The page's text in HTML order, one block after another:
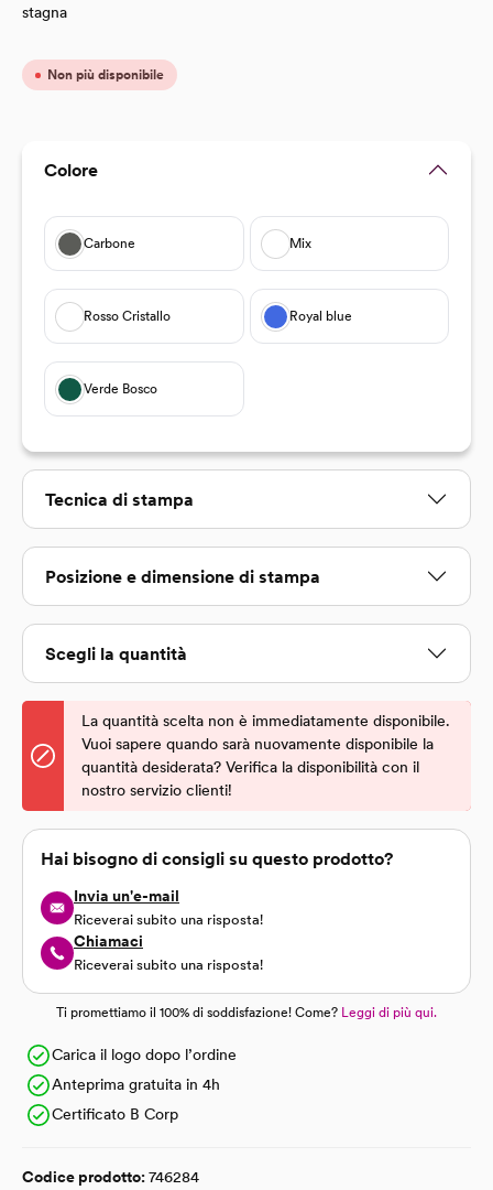
stagna
Non più disponibile
Seleziona
Colore
Carbone Mix
Rosso Cristallo Royal blue
Verde Bosco
Seleziona
Tecnica di stampa
Seleziona
Posizione e dimensione di stampa
Scegli la quantità
La quantità scelta non è immediatamente disponibile.
Vuoi sapere quando sarà nuovamente disponibile la
quantità desiderata? Verifica la disponibilità con il
nostro servizio clienti!
Hai bisogno di consigli su questo prodotto?
Invia un'e-mail
Riceverai subito una risposta!
Chiamaci
Riceverai subito una risposta!
Ti promettiamo il 100% di soddisfazione! Come? Leggi di più qui.
Carica il logo dopo l’ordine
Anteprima gratuita in 4h
Certificato B Corp
Codice prodotto:746284